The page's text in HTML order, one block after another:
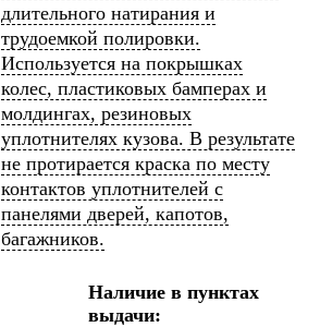
длительного натирания и
трудоемкой полировки.
Используется на покрышках
колес, пластиковых бамперах и
молдингах, резиновых
уплотнителях кузова. В результате
не протирается краска по месту
контактов уплотнителей с
панелями дверей, капотов,
багажников.
Наличие в пунктах
выдачи: